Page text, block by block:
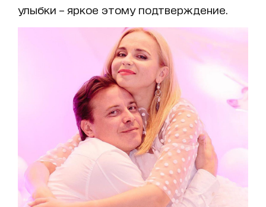
улыбки – яркое этому подтверждение.